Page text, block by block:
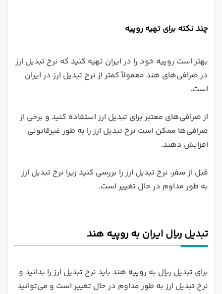
چند نکته برای تهیه روپیه
بهتر است روپیه خود را در ایران تهیه کنید که نرخ تبدیل ارز
در صرافی‌های هند معمولاً کمتر از نرخ تبدیل ارز در ایران
است.
از صرافی‌های معتبر برای تبدیل ارز استفاده کنید و برخی از
صرافی‌ها ممکن است نرخ تبدیل ارز را به طور غیرقانونی
افزایش دهند.
قبل از سفر، نرخ تبدیل ارز را بررسی کنید زیرا نرخ تبدیل ارز
به طور مداوم در حال تغییر است.
تبدیل ریال ایران به روپیه هند
برای تبدیل ریال به روپیه هند باید نرخ تبدیل ارز را بدانید و
نرخ تبدیل ارز به طور مداوم در حال تغییر است و می‌توانید